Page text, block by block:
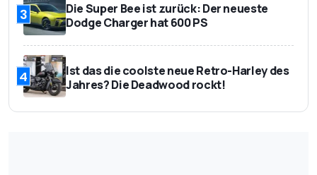
3
Die Super Bee ist zurück: Der neueste
Dodge Charger hat 600 PS
4
Ist das die coolste neue Retro-Harley des
Jahres? Die Deadwood rockt!